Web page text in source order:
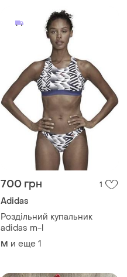
700 грн 1
Adidas
Роздільний купальник
adidas m-l
M и еще 1